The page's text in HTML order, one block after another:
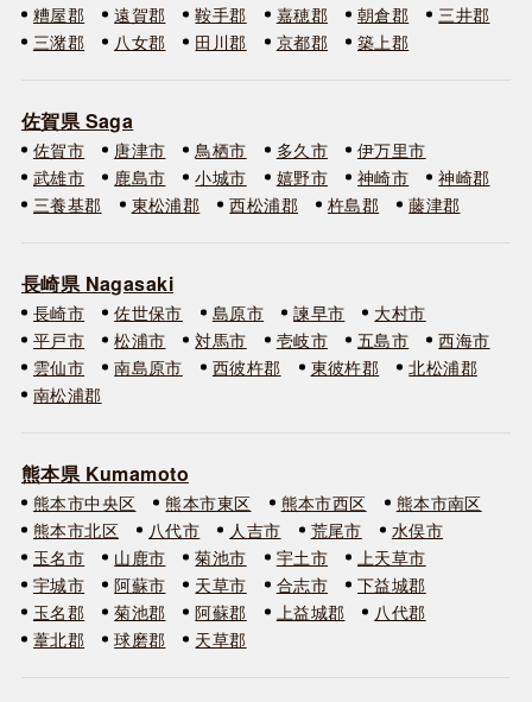
糟屋郡
遠賀郡 鞍手郡 嘉穂郡 朝倉郡
三井郡
三潴郡
八女郡 田川郡 京都郡 築上郡
佐賀県 Saga
佐賀市 唐津市 鳥栖市 多久市
伊万里市
武雄市
鹿島市 小城市 嬉野市 神崎市
神崎郡
三養基郡
東松浦郡 西松浦郡 杵島郡 藤津郡
長崎県 Nagasaki
長崎市 佐世保市 島原市 諫早市
大村市
平戸市
松浦市 対馬市 壱岐市 五島市
西海市
雲仙市
南島原市 西彼杵郡 東彼杵郡
北松浦郡
南松浦郡
熊本県 Kumamoto
熊本市中央区 熊本市東区 熊本市西区
熊本市南区
熊本市北区
八代市 人吉市 荒尾市
水俣市
玉名市
山鹿市 菊池市 宇土市
上天草市
宇城市
阿蘇市 天草市 合志市
下益城郡
玉名郡
菊池郡 阿蘇郡 上益城郡
八代郡
葦北郡
球磨郡 天草郡